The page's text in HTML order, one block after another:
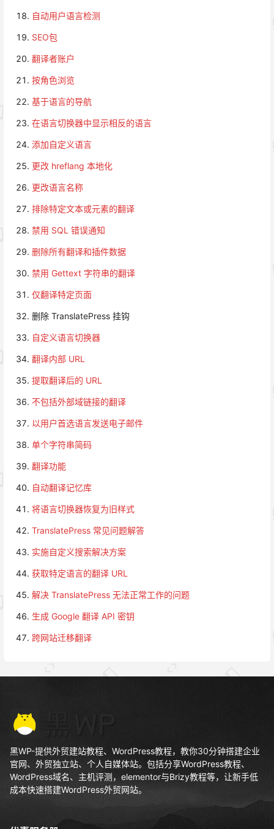
自动用户语言检测
SEO包
翻译者账户
按角色浏览
基于语言的导航
在语言切换器中显示相反的语言
添加自定义语言
更改 hreflang 本地化
更改语言名称
排除特定文本或元素的翻译
禁用 SQL 错误通知
删除所有翻译和插件数据
禁用 Gettext 字符串的翻译
仅翻译特定页面
删除 TranslatePress 挂钩
自定义语言切换器
翻译内部 URL
提取翻译后的 URL
不包括外部域链接的翻译
以用户首选语言发送电子邮件
单个字符串简码
翻译功能
自动翻译记忆库
将语言切换器恢复为旧样式
TranslatePress 常见问题解答
实施自定义搜索解决方案
获取特定语言的翻译 URL
解决 TranslatePress 无法正常工作的问题
生成 Google 翻译 API 密钥
跨网站迁移翻译
黑WP-提供外贸建站教程、WordPress教程，教你30分钟搭建企业
官网、外贸独立站、个人自媒体站。包括分享WordPress教程、
WordPress域名、主机评测，elementor与Brizy教程等，让新手低
成本快速搭建WordPress外贸网站。